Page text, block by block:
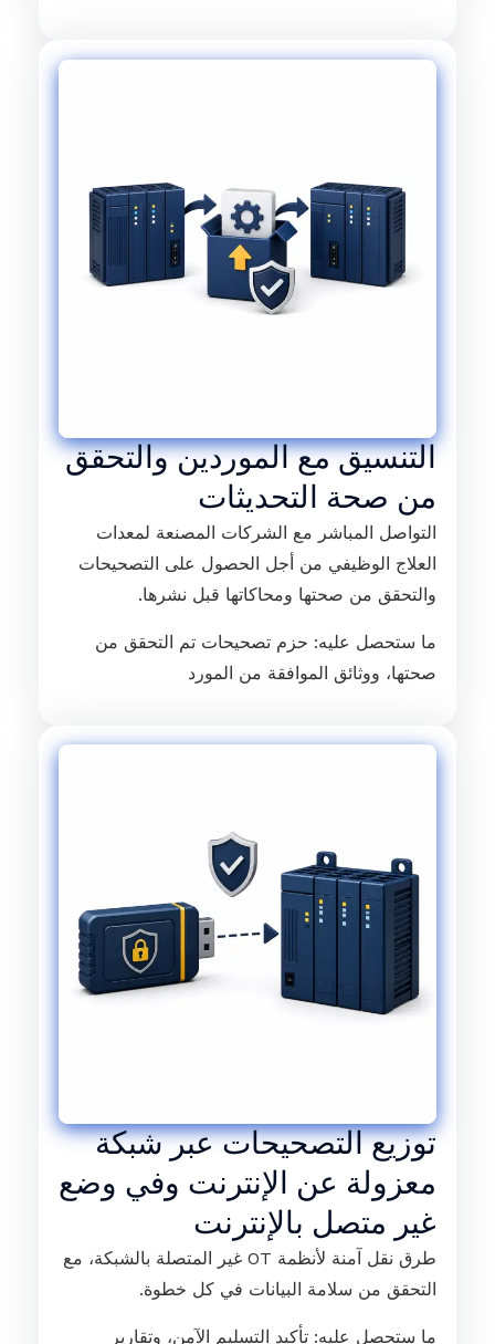
التنسيق مع الموردين والتحقق
من صحة التحديثات
التواصل المباشر مع الشركات المصنعة لمعدات
العلاج الوظيفي من أجل الحصول على التصحيحات
والتحقق من صحتها ومحاكاتها قبل نشرها.
ما ستحصل عليه: حزم تصحيحات تم التحقق من
صحتها، ووثائق الموافقة من المورد
توزيع التصحيحات عبر شبكة
معزولة عن الإنترنت وفي وضع
غير متصل بالإنترنت
طرق نقل آمنة لأنظمة OT غير المتصلة بالشبكة، مع
التحقق من سلامة البيانات في كل خطوة.
ما ستحصل عليه: تأكيد التسليم الآمن، وتقارير